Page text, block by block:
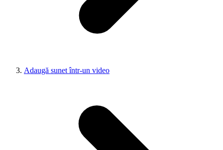
Adaugă sunet într-un video